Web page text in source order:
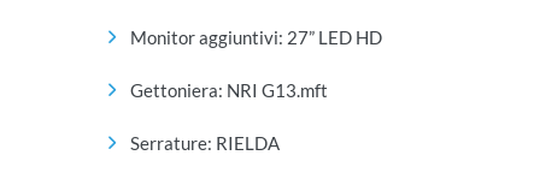
Monitor aggiuntivi: 27” LED HD
Gettoniera: NRI G13.mft
Serrature: RIELDA